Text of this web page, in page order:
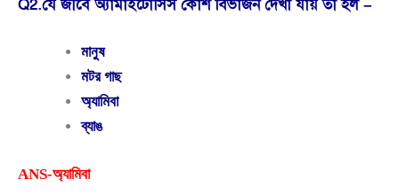
Q2.যে জীবে অ্যামাইটোসিস কোশ বিভাজন দেখা যায় তা হল –
মানুষ
মটর গাছ
অ্যামিবা
ব্যাঙ
ANS-অ্যামিবা